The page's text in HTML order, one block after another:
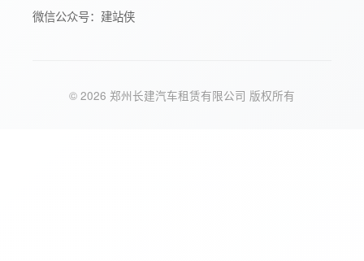
微信公众号：建站侠
© 2026 郑州长建汽车租赁有限公司 版权所有